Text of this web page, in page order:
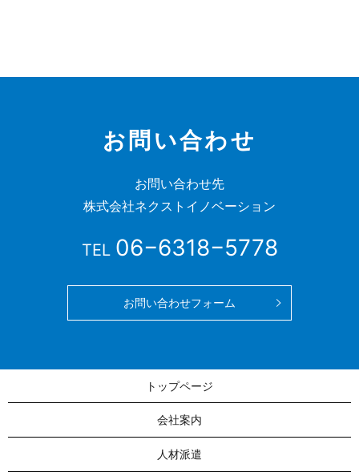
お問い合わせ
お問い合わせ先
株式会社ネクストイノベーション
TEL 06−6318−5778
お問い合わせフォーム
トップページ
会社案内
人材派遣